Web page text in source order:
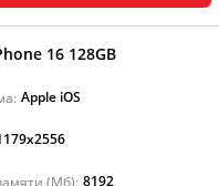
16 128GB
Apple iOS
(Мб): 8192